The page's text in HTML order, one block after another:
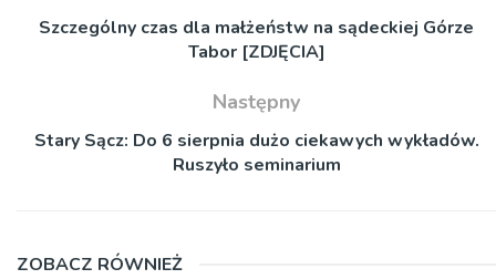
Szczególny czas dla małżeństw na sądeckiej Górze
Tabor [ZDJĘCIA]
Następny
Stary Sącz: Do 6 sierpnia dużo ciekawych wykładów.
Ruszyło seminarium
ZOBACZ RÓWNIEŻ